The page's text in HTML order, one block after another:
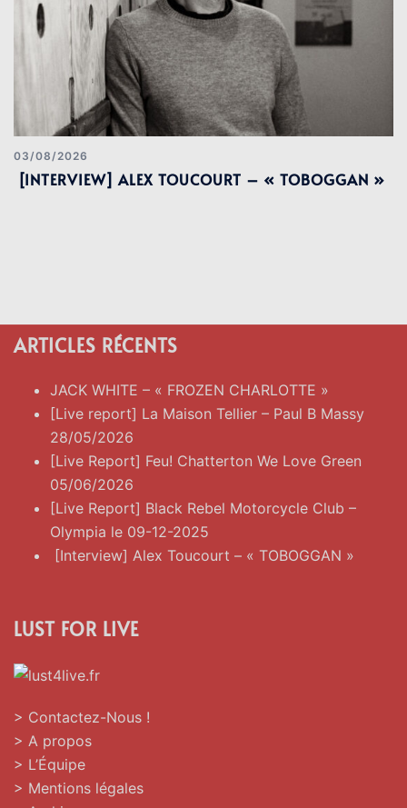
03/08/2026
[INTERVIEW] ALEX TOUCOURT – « TOBOGGAN »
ARTICLES RÉCENTS
JACK WHITE – « FROZEN CHARLOTTE »
[Live report] La Maison Tellier – Paul B Massy
28/05/2026
[Live Report] Feu! Chatterton We Love Green
05/06/2026
[Live Report] Black Rebel Motorcycle Club –
Olympia le 09-12-2025
[Interview] Alex Toucourt – « TOBOGGAN »
LUST FOR LIVE
> Contactez-Nous !
> A propos
> L’Équipe
> Mentions légales